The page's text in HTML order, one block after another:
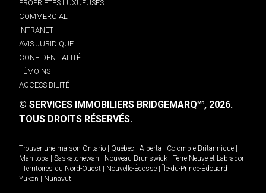
PROPRIÉTÉS LUXUEUSES
COMMERCIAL
INTRANET
AVIS JURIDIQUE
CONFIDENTIALITÉ
TÉMOINS
ACCESSIBILITÉ
© SERVICES IMMOBILIERS BRIDGEMARQMD, 2026.
TOUS DROITS RÉSERVÉS.
Trouver une maison Ontario | Québec | Alberta | Colombie-Britannique |
Manitoba | Saskatchewan | Nouveau-Brunswick | Terre-Neuve-et-Labrador
| Territoires du Nord-Ouest | Nouvelle-Écosse | Île-du-Prince-Édouard |
Yukon | Nunavut